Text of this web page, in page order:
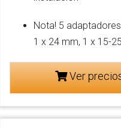
Nota! 5
1 x 24 mm, 1 x 15-
Ver